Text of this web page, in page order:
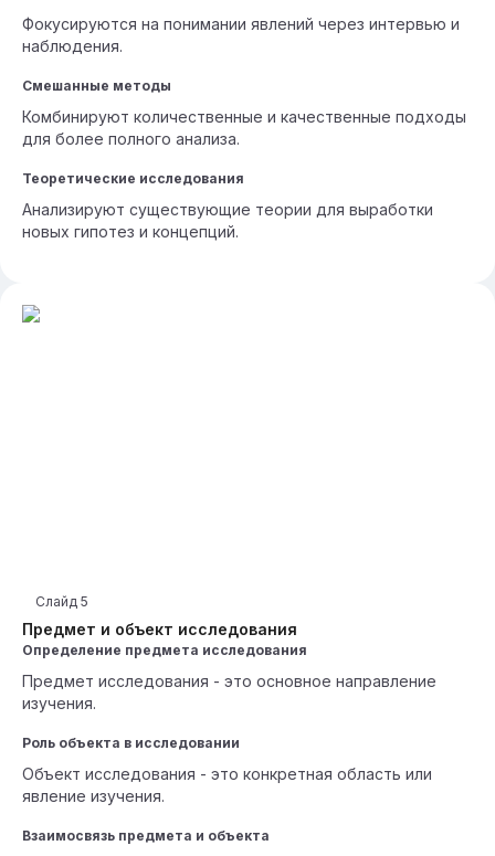
Фокусируются на понимании явлений через интервью и
наблюдения.
Смешанные методы
Комбинируют количественные и качественные подходы
для более полного анализа.
Теоретические исследования
Анализируют существующие теории для выработки
новых гипотез и концепций.
Предмет и объект исследования
Слайд 5
Определение предмета исследования
Предмет исследования - это основное направление
изучения.
Роль объекта в исследовании
Объект исследования - это конкретная область или
явление изучения.
Взаимосвязь предмета и объекта